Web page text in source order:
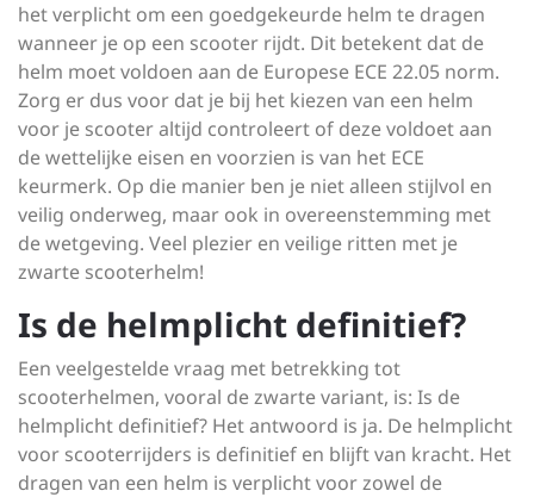
het verplicht om een goedgekeurde helm te dragen
wanneer je op een scooter rijdt. Dit betekent dat de
helm moet voldoen aan de Europese ECE 22.05 norm.
Zorg er dus voor dat je bij het kiezen van een helm
voor je scooter altijd controleert of deze voldoet aan
de wettelijke eisen en voorzien is van het ECE
keurmerk. Op die manier ben je niet alleen stijlvol en
veilig onderweg, maar ook in overeenstemming met
de wetgeving. Veel plezier en veilige ritten met je
zwarte scooterhelm!
Is de helmplicht definitief?
Een veelgestelde vraag met betrekking tot
scooterhelmen, vooral de zwarte variant, is: Is de
helmplicht definitief? Het antwoord is ja. De helmplicht
voor scooterrijders is definitief en blijft van kracht. Het
dragen van een helm is verplicht voor zowel de